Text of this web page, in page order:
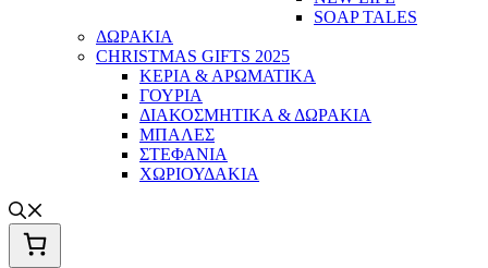
SOAP TALES
ΔΩΡΑΚΙΑ
CHRISTMAS GIFTS 2025
ΚΕΡΙΑ & ΑΡΩΜΑΤΙΚΑ
ΓΟΥΡΙΑ
ΔΙΑΚΟΣΜΗΤΙΚΑ & ΔΩΡΑΚΙΑ
ΜΠΑΛΕΣ
ΣΤΕΦΑΝΙΑ
ΧΩΡΙΟΥΔΑΚΙΑ